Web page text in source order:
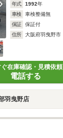
年式 1992年
車検
車検整備無
保証
保証付
住所
大阪府羽曳野市
在庫確認・見積依頼
電話する
羽曳野店